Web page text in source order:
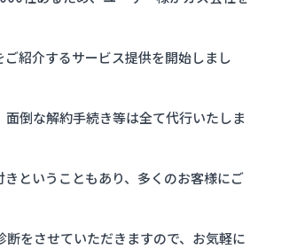
紹介するサービス提供を開始しまし
倒な解約手続き等は全て代行いたしま
ということもあり、多くのお客様にご
をさせていただきますので、お気軽に